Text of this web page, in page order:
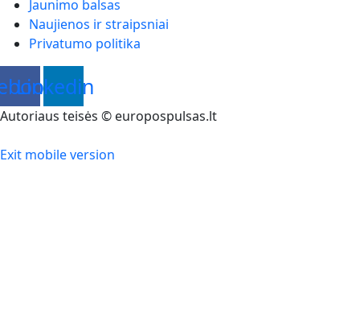
Jaunimo balsas
Naujienos ir straipsniai
Privatumo politika
Linkedin
Autoriaus teisės © europospulsas.lt
Exit mobile version